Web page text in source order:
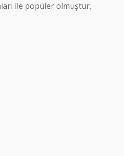
ile popüler olmuştur.